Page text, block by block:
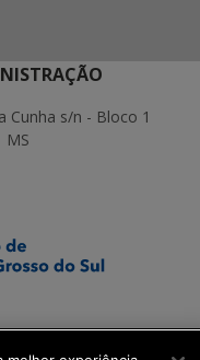
Cunha s/n - Bloco 1
MS